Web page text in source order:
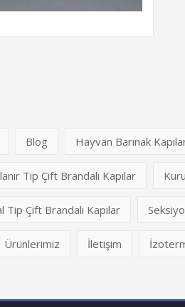
Blog Hayvan Barınak
Tip Çift Brandalı Kapılar
Tip Çift Brandalı Kapılar
Ürünlerimiz İletişim